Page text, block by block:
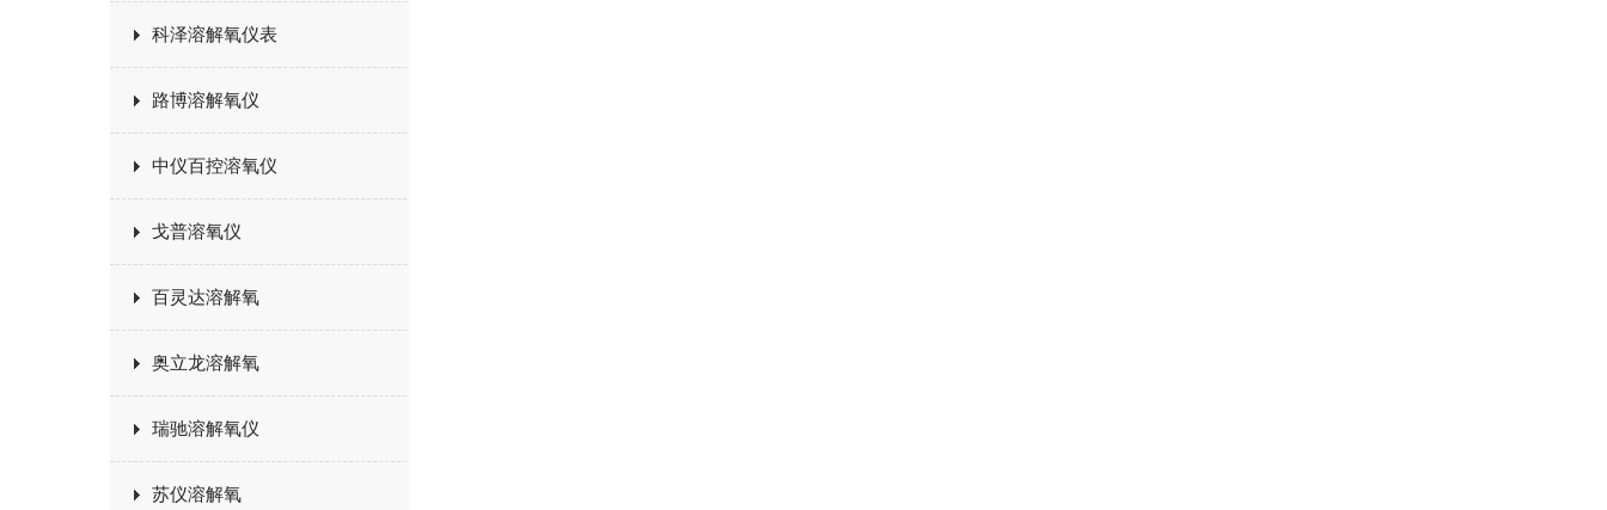
科泽溶解氧仪表
路博溶解氧仪
中仪百控溶氧仪
戈普溶氧仪
百灵达溶解氧
奥立龙溶解氧
瑞驰溶解氧仪
苏仪溶解氧